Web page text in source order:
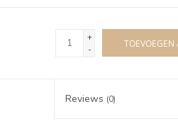
+
-
Reviews (0)